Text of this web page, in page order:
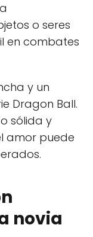
o seres
en combates
y un
Dragon Ball.
sólida y
amor puede
novia